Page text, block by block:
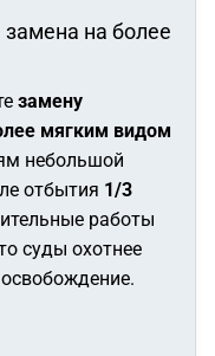
на более
замену
мягким видом
небольшой
отбытия 1/3
работы
суды охотнее